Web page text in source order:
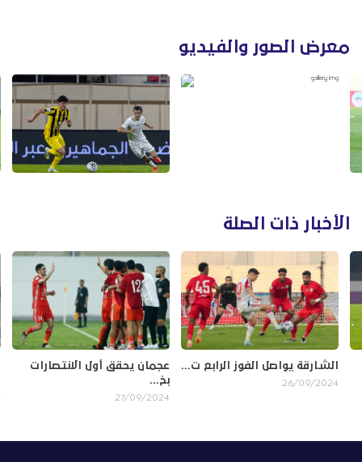
معرض الصور والفيديو
الأخبار ذات الصلة
عجمان يحقق أول الانتصارات
بخ...
27/09/2024
الشارقة يواصل الفوز الرابع ت...
26/09/2024